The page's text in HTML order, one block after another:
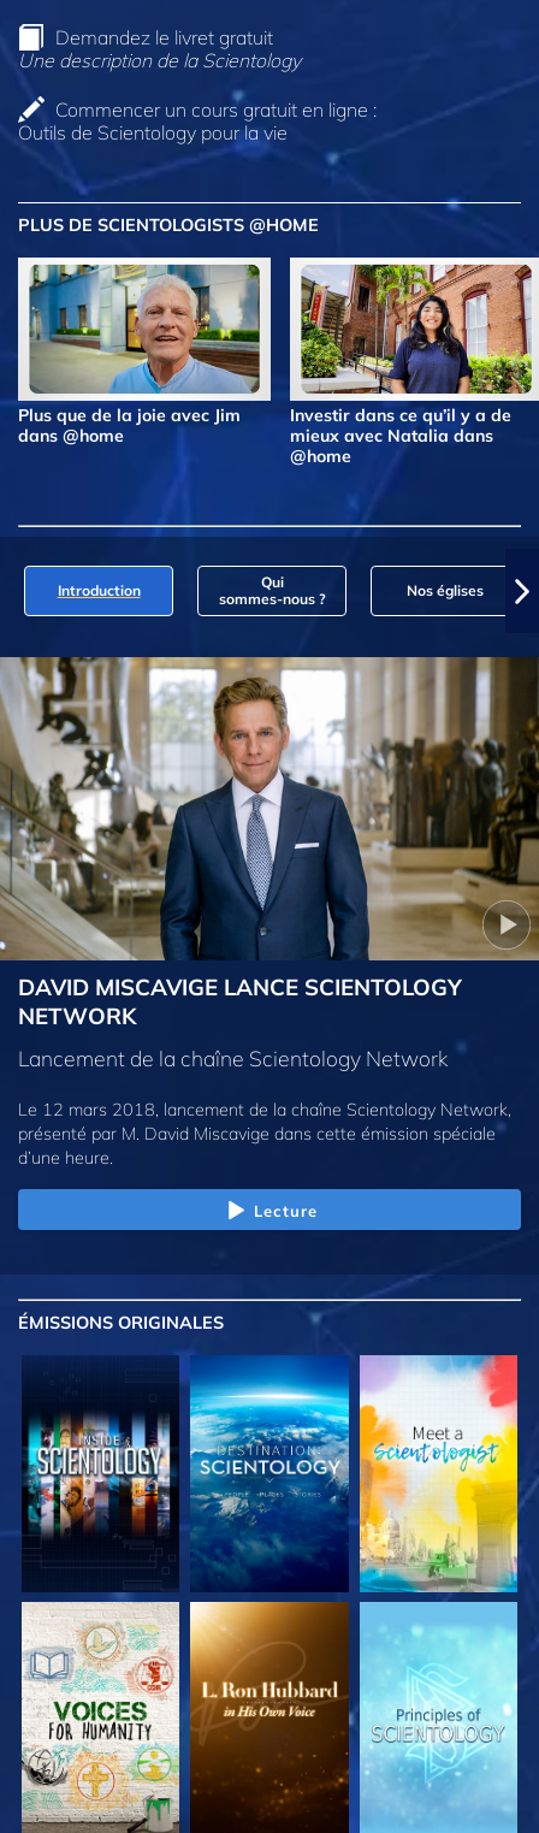
Demandez le livret gratuit
Une description de la Scientology
Commencer un cours gratuit en ligne :
Outils de Scientology pour la vie
PLUS DE SCIENTOLOGISTS @HOME
Plus que de la joie avec Jim
dans @home
Investir dans ce qu’il y a de
mieux avec Natalia dans
@home
Introduction
Qui
sommes‑nous ?
Nos églises
DAVID MISCAVIGE LANCE SCIENTOLOGY
NETWORK
Lancement de la chaîne Scientology Network
Le 12 mars 2018, lancement de la chaîne Scientology Network,
présenté par M. David Miscavige dans cette émission spéciale
d’une heure.
Lecture
ÉMISSIONS ORIGINALES
DÉCOUVRIR LES
SÉRIES
DÉCOUVRIR LES
SÉRIES
DÉCOUVRIR LES
SÉRIES